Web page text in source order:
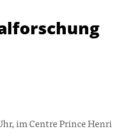
im Centre Prince Henri